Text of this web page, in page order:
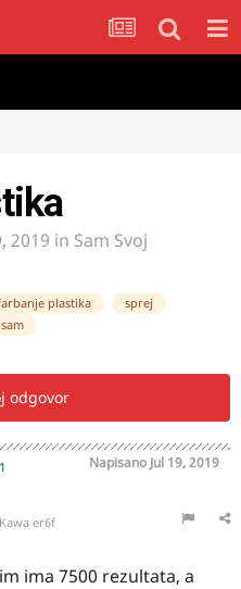
2019 in Sam Svoj
plastika
sprej
odgovor
Napisano Jul 19, 2019
er6f
ima 7500 rezultata, a